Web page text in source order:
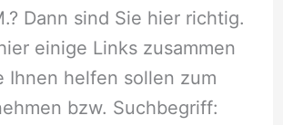
Dann sind Sie hier richtig.
einige Links zusammen
Ihnen helfen sollen zum
bzw. Suchbegriff: